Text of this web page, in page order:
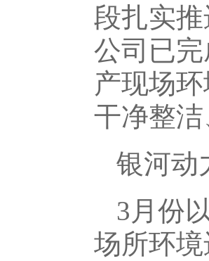
段扎实
公司已
产现场
干净整
银河动
3月份
场所环